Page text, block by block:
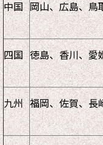
中国 岡山、広島、鳥
四国 徳島、香川、愛
九州 福岡、佐賀、長